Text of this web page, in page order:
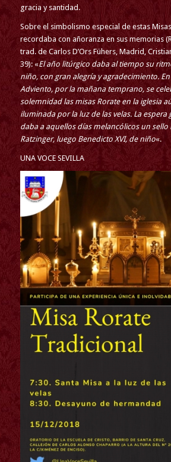
gracia y santidad.
Sobre el simbolismo especial de estas
recordaba con añoranza en sus memorias
trad. de Carlos D’Ors Fühers, Madrid,
39): «El año litúrgico daba al tiempo su
niño, con gran alegría y agradecimiento.
Adviento, por la mañana temprano, se
solemnidad las misas Rorate en la iglesia
iluminada por la luz de las velas. La espera
daba a aquellos días melancólicos un sello
Ratzinger, luego Benedicto XVI, de niño«.
UNA VOCE SEVILLA